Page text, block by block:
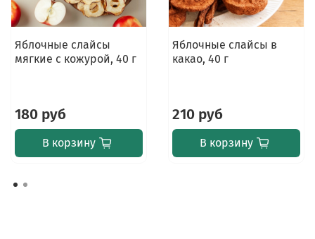
Яблочные слайсы
мягкие с кожурой, 40 г
180 руб
В корзину
Яблочные слайсы в
какао, 40 г
210 руб
В корзину